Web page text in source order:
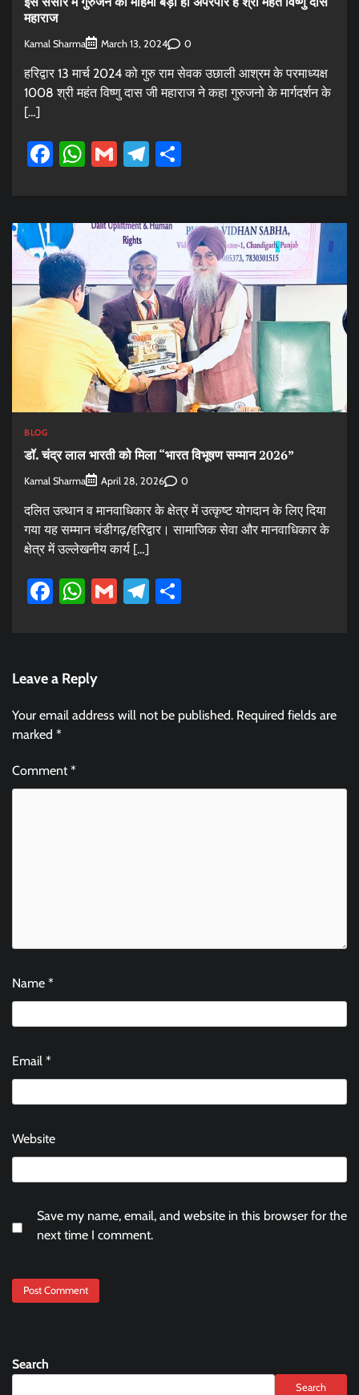
महाराज
Kamal Sharma March 13, 2024 0
हरिद्वार 13 मार्च 2024 को गुरु राम सेवक उछाली आश्रम के परमाध्यक्ष
1008 श्री महंत विष्णु दास जी महाराज ने कहा गुरुजनो के मार्गदर्शन के
[…]
Facebook
WhatsApp
GmailTelegram
BLOG
डॉ. चंद्र लाल भारती को मिला “भारत विभूषण सम्मान 2026”
Kamal Sharma April 28, 2026 0
दलित उत्थान व मानवाधिकार के क्षेत्र में उत्कृष्ट योगदान के लिए दिया
गया यह सम्मान चंडीगढ़/हरिद्वार। सामाजिक सेवा और मानवाधिकार के
क्षेत्र में उल्लेखनीय कार्य […]
Facebook
WhatsApp
GmailTelegram
Leave a Reply
Your email address will not be published. Required fields are
marked *
Comment*
Name *
Email *
Website
Save my name, email, and website in this browser for the
next time I comment.
Search
Search